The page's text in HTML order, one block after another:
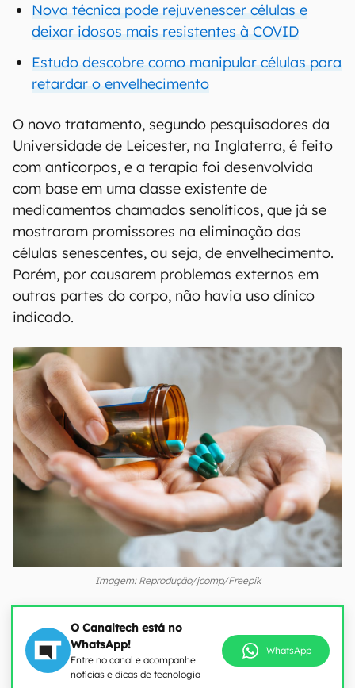
Nova técnica pode rejuvenescer células e
deixar idosos mais resistentes à COVID
Estudo descobre como manipular células para
retardar o envelhecimento
O novo tratamento, segundo pesquisadores da
Universidade de Leicester, na Inglaterra, é feito
com anticorpos, e a terapia foi desenvolvida
com base em uma classe existente de
medicamentos chamados senolíticos, que já se
mostraram promissores na eliminação das
células senescentes, ou seja, de envelhecimento.
Porém, por causarem problemas externos em
outras partes do corpo, não havia uso clínico
indicado.
Imagem: Reprodução/jcomp/Freepik
O Canaltech está no
WhatsApp!
Entre no canal e acompanhe
notícias e dicas de tecnologia
WhatsApp